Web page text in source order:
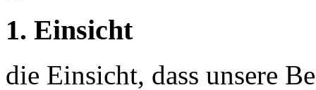
1. Einsicht
die Einsicht, dass unsere